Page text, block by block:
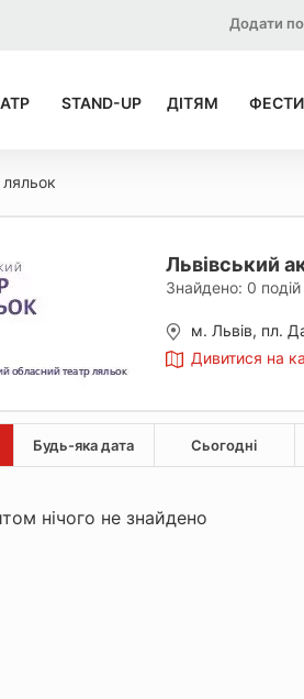
Додати
STAND-UP ДІТЯМ
Львівський
Знайдено: 0 подій
м. Львів, пл.
Дивитися на
Будь-яка дата Сьогодні
нічого не знайдено